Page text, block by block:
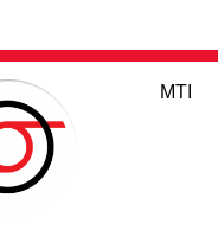
MTI